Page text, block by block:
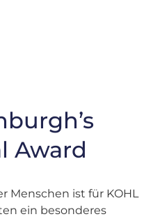
Award
ist für KOHL
ein besonderes